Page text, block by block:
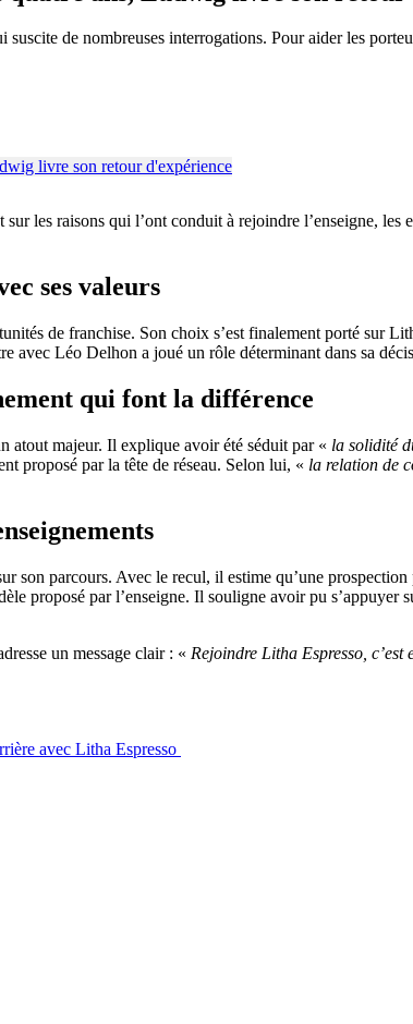
de nombreuses interrogations. Pour aider les
les raisons qui l’ont conduit à rejoindre l’enseigne,
ses valeurs
de franchise. Son choix s’est finalement porté sur
avec Léo Delhon a joué un rôle déterminant dans sa
qui font la différence
atout majeur. Il explique avoir été séduit par « la solidité
proposé par la tête de réseau. Selon lui, « la relation de
son parcours. Avec le recul, il estime qu’une
proposé par l’enseigne. Il souligne avoir pu s’appuyer
un message clair : « Rejoindre Litha Espresso,
avec Litha Espresso